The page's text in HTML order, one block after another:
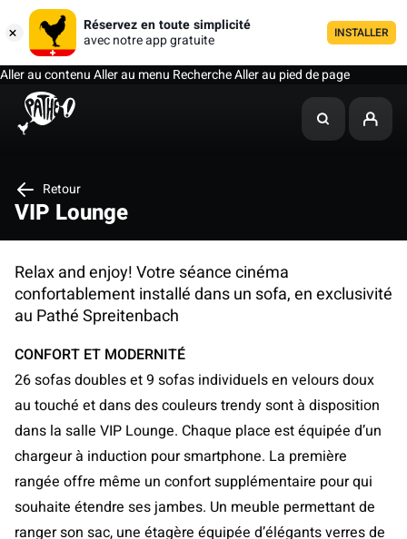
Réservez en toute simplicité
avec notre app gratuite
INSTALLER
Aller au contenuAller au menu RechercheAller au pied de page
Retour
VIP Lounge
Relax and enjoy! Votre séance cinéma
confortablement installé dans un sofa, en exclusivité
au Pathé Spreitenbach
CONFORT ET MODERNITÉ
26 sofas doubles et 9 sofas individuels en velours doux
au touché et dans des couleurs trendy sont à disposition
dans la salle VIP Lounge. Chaque place est équipée d’un
chargeur à induction pour smartphone. La première
rangée offre même un confort supplémentaire pour qui
souhaite étendre ses jambes. Un meuble permettant de
ranger son sac, une étagère équipée d’élégants verres de